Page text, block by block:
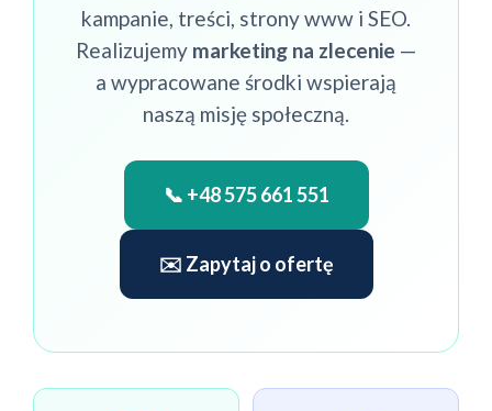
kampanie, treści, strony www i SEO.
Realizujemy marketing na zlecenie —
a wypracowane środki wspierają
naszą misję społeczną.
📞 +48 575 661 551
✉️ Zapytaj o ofertę